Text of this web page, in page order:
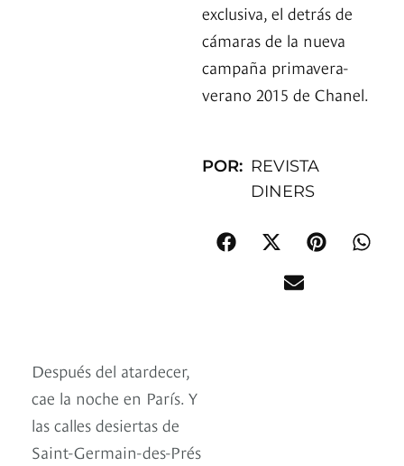
exclusiva, el detrás de
cámaras de la nueva
campaña primavera-
verano 2015 de Chanel.
POR: REVISTA
DINERS
Después del atardecer,
cae la noche en París. Y
las calles desiertas de
Saint-Germain-des-Prés